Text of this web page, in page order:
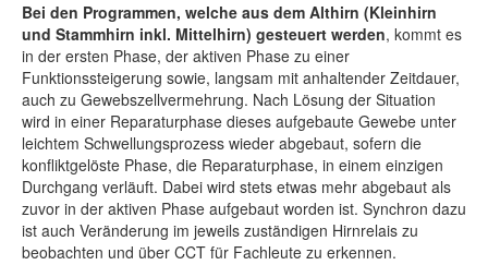
Bei den Programmen, welche aus dem Althirn (Kleinhirn
und Stammhirn inkl. Mittelhirn) gesteuert werden, kommt es
in der ersten Phase, der aktiven Phase zu einer
Funktionssteigerung sowie, langsam mit anhaltender Zeitdauer,
auch zu Gewebszellvermehrung. Nach Lösung der Situation
wird in einer Reparaturphase dieses aufgebaute Gewebe unter
leichtem Schwellungsprozess wieder abgebaut, sofern die
konfliktgelöste Phase, die Reparaturphase, in einem einzigen
Durchgang verläuft. Dabei wird stets etwas mehr abgebaut als
zuvor in der aktiven Phase aufgebaut worden ist. Synchron dazu
ist auch Veränderung im jeweils zuständigen Hirnrelais zu
beobachten und über CCT für Fachleute zu erkennen.